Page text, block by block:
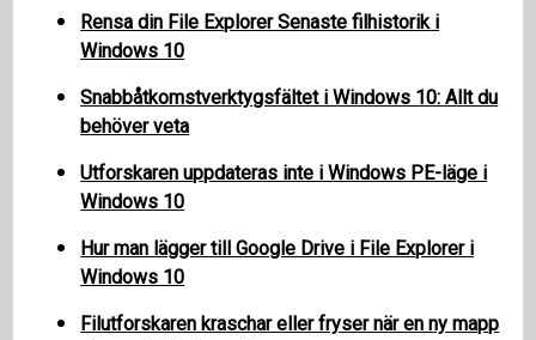
Rensa din File Explorer Senaste filhistorik i
Windows 10
Snabbåtkomstverktygsfältet i Windows 10: Allt du
behöver veta
Utforskaren uppdateras inte i Windows PE-läge i
Windows 10
Hur man lägger till Google Drive i File Explorer i
Windows 10
Filutforskaren kraschar eller fryser när en ny mapp